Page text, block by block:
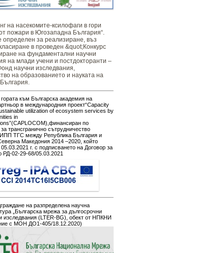
​​​на ​​насекомите-ксилофаги в гори
пожари в Югозападна България“.
определен за реализиране, въз
в проведен &quot;Конкурс
на фундаментални научни
на млади учени и постдокторанти –
научни изследвания,
на образованието и науката на
гората към Българска академия на
в международния проект“Capacity
utilization of ecosystem services by
in
по
трансгранично сътрудничество
ТГС между Република България и
Македония 2014 –2020, който
г. с подписването на Договор за
РД-02-29-68/05.03.2021
на разпределена научна
„Българска мрежа за дългосрочни
изследвания (LTER-BG), обект от НПКНИ
с МОН ДО1-405/18.12.2020)